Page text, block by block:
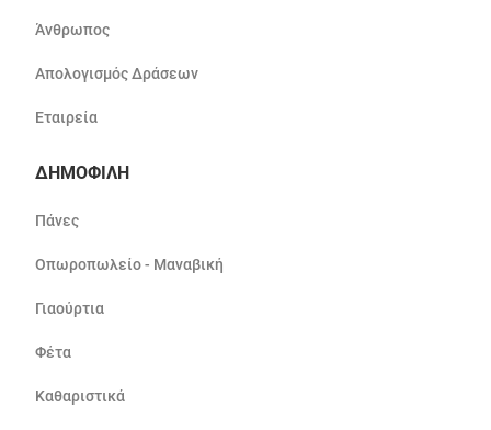
Άνθρωπος
Απολογισμός Δράσεων
Εταιρεία
ΔΗΜΟΦΙΛΗ
Πάνες
Οπωροπωλείο - Μαναβική
Γιαούρτια
Φέτα
Καθαριστικά